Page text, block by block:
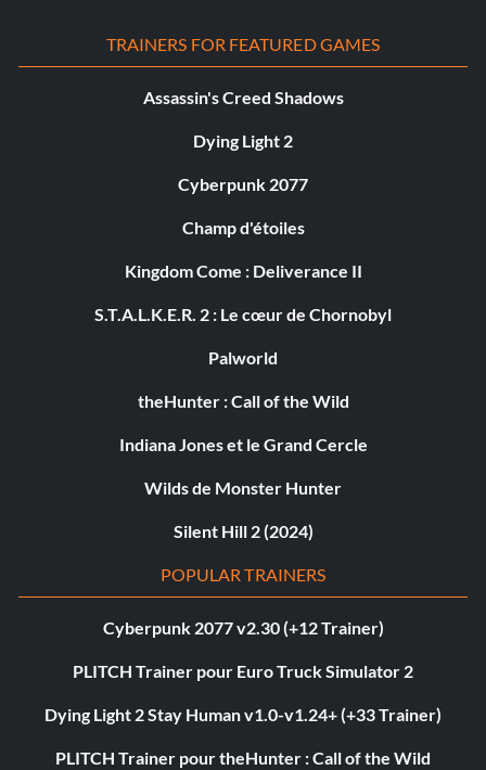
TRAINERS FOR FEATURED GAMES
Assassin's Creed Shadows
Dying Light 2
Cyberpunk 2077
Champ d'étoiles
Kingdom Come : Deliverance II
S.T.A.L.K.E.R. 2 : Le cœur de Chornobyl
Palworld
theHunter : Call of the Wild
Indiana Jones et le Grand Cercle
Wilds de Monster Hunter
Silent Hill 2 (2024)
POPULAR TRAINERS
Cyberpunk 2077 v2.30 (+12 Trainer)
PLITCH Trainer pour Euro Truck Simulator 2
Dying Light 2 Stay Human v1.0-v1.24+ (+33 Trainer)
PLITCH Trainer pour theHunter : Call of the Wild